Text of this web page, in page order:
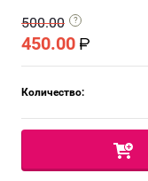
500.00
450.00
Количество: